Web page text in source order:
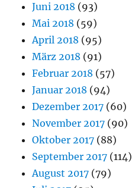
Juni 2018 (93)
Mai 2018 (59)
April 2018 (95)
März 2018 (91)
Februar 2018 (57)
Januar 2018 (94)
Dezember 2017 (60)
November 2017 (90)
Oktober 2017 (88)
September 2017 (114)
August 2017 (79)